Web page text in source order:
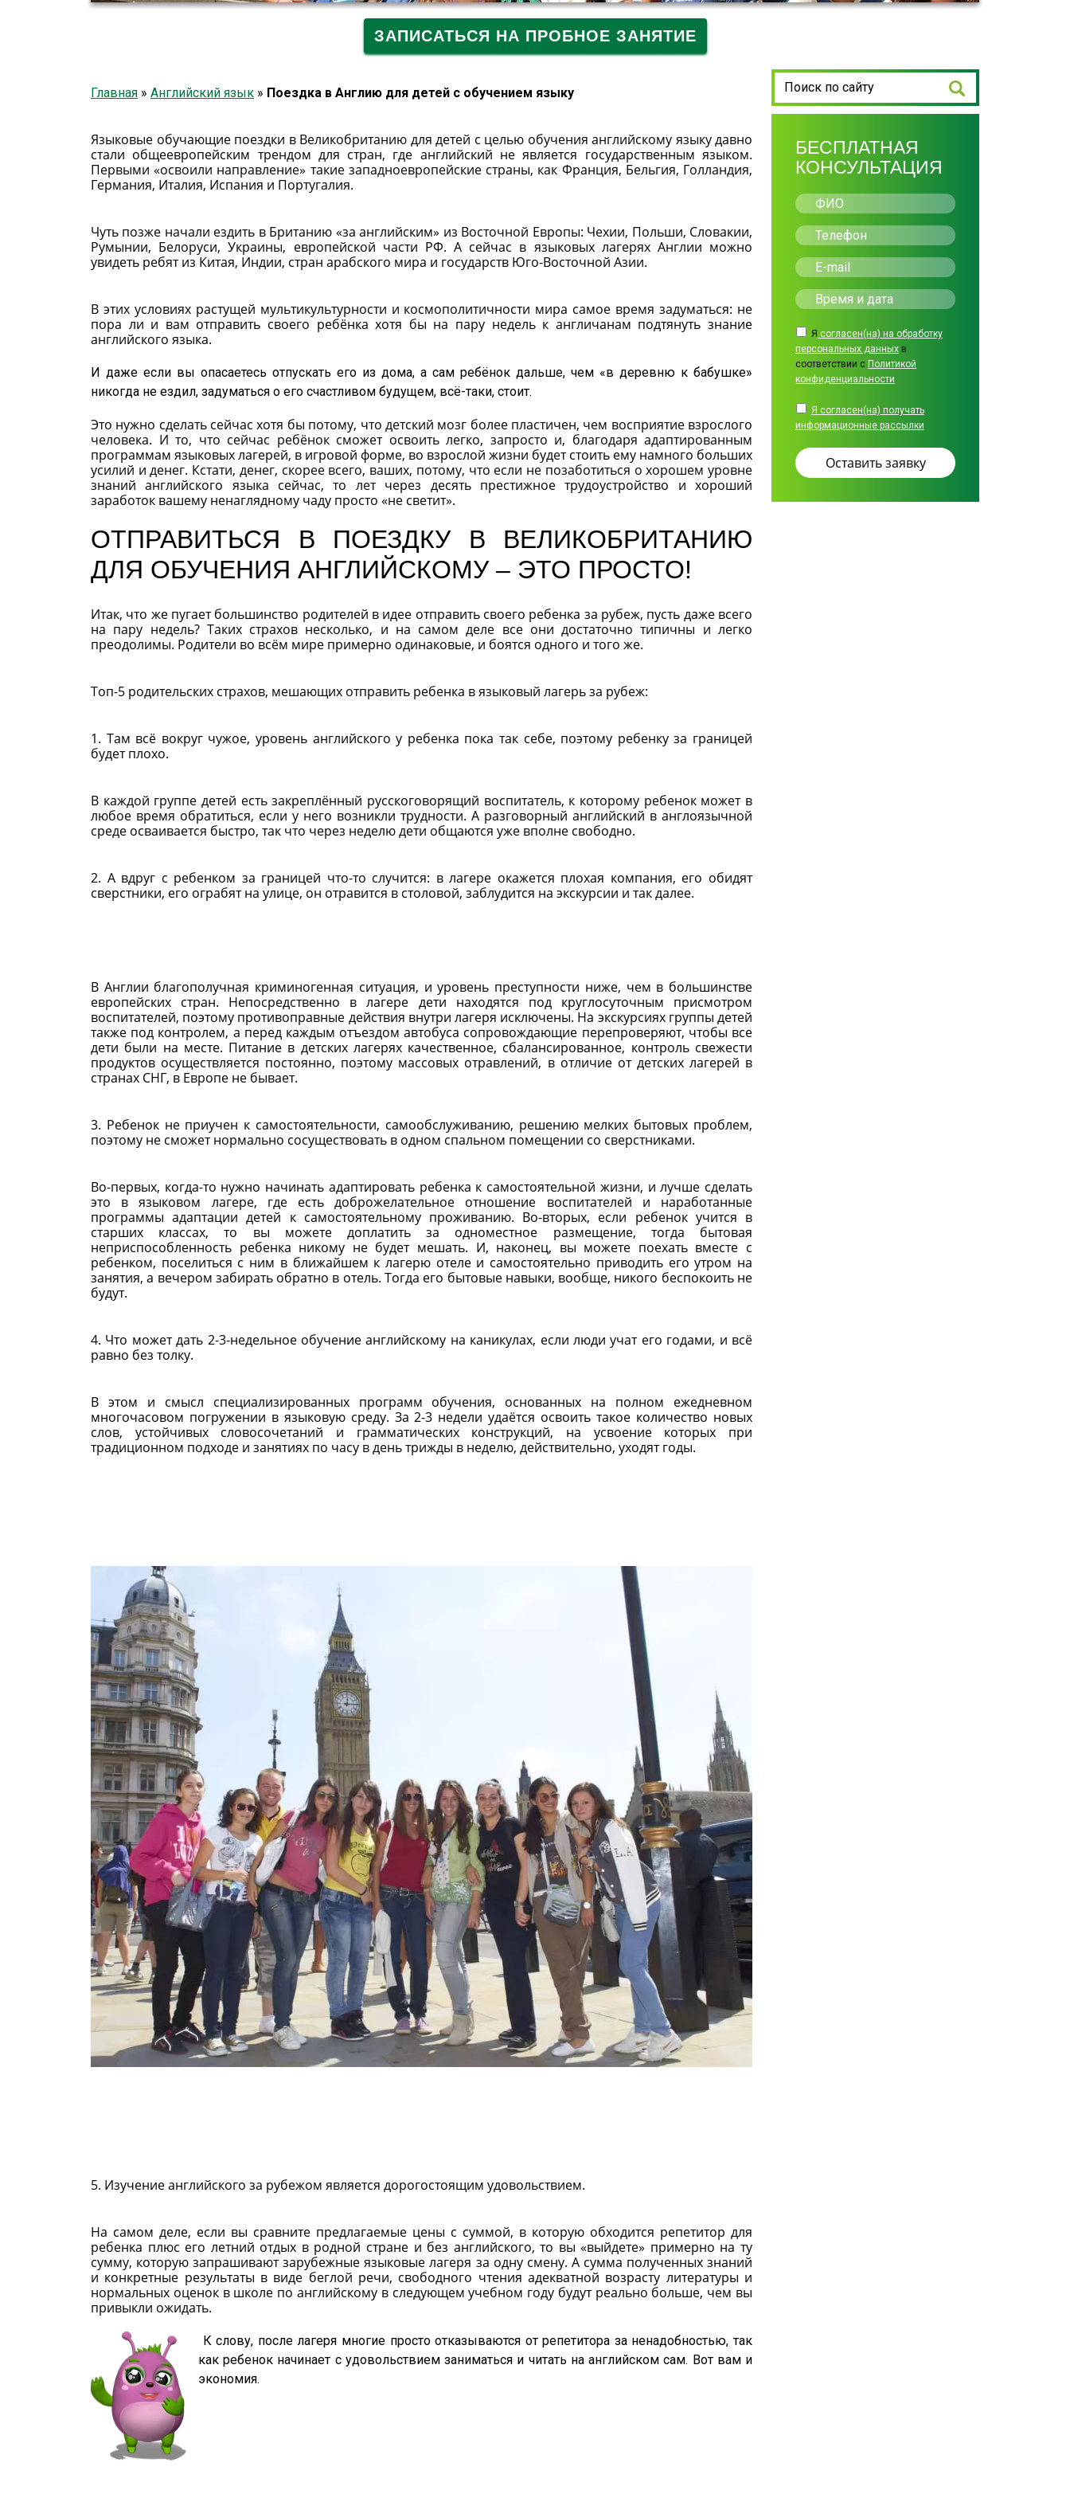
ЗАПИСАТЬСЯ НА ПРОБНОЕ ЗАНЯТИЕ
Главная » Английский язык » Поездка в Англию для детей с обучением языку
Языковые обучающие поездки в Великобританию для детей с целью обучения английскому языку давно
стали общеевропейским трендом для стран, где английский не является государственным языком.
Первыми «освоили направление» такие западноевропейские страны, как Франция, Бельгия, Голландия,
Германия, Италия, Испания и Португалия.
Чуть позже начали ездить в Британию «за английским» из Восточной Европы: Чехии, Польши, Словакии,
Румынии, Белоруси, Украины, европейской части РФ. А сейчас в языковых лагерях Англии можно
увидеть ребят из Китая, Индии, стран арабского мира и государств Юго-Восточной Азии.
В этих условиях растущей мультикультурности и космополитичности мира самое время задуматься: не
пора ли и вам отправить своего ребёнка хотя бы на пару недель к англичанам подтянуть знание
английского языка.
И даже если вы опасаетесь отпускать его из дома, а сам ребёнок дальше, чем «в деревню к бабушке»
никогда не ездил, задуматься о его счастливом будущем, всё-таки, стоит.
Это нужно сделать сейчас хотя бы потому, что детский мозг более пластичен, чем восприятие взрослого
человека. И то, что сейчас ребёнок сможет освоить легко, запросто и, благодаря адаптированным
программам языковых лагерей, в игровой форме, во взрослой жизни будет стоить ему намного больших
усилий и денег. Кстати, денег, скорее всего, ваших, потому, что если не позаботиться о хорошем уровне
знаний английского языка сейчас, то лет через десять престижное трудоустройство и хороший
заработок вашему ненаглядному чаду просто «не светит».
ОТПРАВИТЬСЯ В ПОЕЗДКУ В ВЕЛИКОБРИТАНИЮ
ДЛЯ ОБУЧЕНИЯ АНГЛИЙСКОМУ – ЭТО ПРОСТО!
Итак, что же пугает большинство родителей в идее отправить своего ребенка за рубеж, пусть даже всего
на пару недель? Таких страхов несколько, и на самом деле все они достаточно типичны и легко
преодолимы. Родители во всём мире примерно одинаковые, и боятся одного и того же.
Топ-5 родительских страхов, мешающих отправить ребенка в языковый лагерь за рубеж:
1. Там всё вокруг чужое, уровень английского у ребенка пока так себе, поэтому ребенку за границей
будет плохо.
В каждой группе детей есть закреплённый русскоговорящий воспитатель, к которому ребенок может в
любое время обратиться, если у него возникли трудности. А разговорный английский в англоязычной
среде осваивается быстро, так что через неделю дети общаются уже вполне свободно.
2. А вдруг с ребенком за границей что-то случится: в лагере окажется плохая компания, его обидят
сверстники, его ограбят на улице, он отравится в столовой, заблудится на экскурсии и так далее.
В Англии благополучная криминогенная ситуация, и уровень преступности ниже, чем в большинстве
европейских стран. Непосредственно в лагере дети находятся под круглосуточным присмотром
воспитателей, поэтому противоправные действия внутри лагеря исключены. На экскурсиях группы детей
также под контролем, а перед каждым отъездом автобуса сопровождающие перепроверяют, чтобы все
дети были на месте. Питание в детских лагерях качественное, сбалансированное, контроль свежести
продуктов осуществляется постоянно, поэтому массовых отравлений, в отличие от детских лагерей в
странах СНГ, в Европе не бывает.
3. Ребенок не приучен к самостоятельности, самообслуживанию, решению мелких бытовых проблем,
поэтому не сможет нормально сосуществовать в одном спальном помещении со сверстниками.
Во-первых, когда-то нужно начинать адаптировать ребенка к самостоятельной жизни, и лучше сделать
это в языковом лагере, где есть доброжелательное отношение воспитателей и наработанные
программы адаптации детей к самостоятельному проживанию. Во-вторых, если ребенок учится в
старших классах, то вы можете доплатить за одноместное размещение, тогда бытовая
неприспособленность ребенка никому не будет мешать. И, наконец, вы можете поехать вместе с
ребенком, поселиться с ним в ближайшем к лагерю отеле и самостоятельно приводить его утром на
занятия, а вечером забирать обратно в отель. Тогда его бытовые навыки, вообще, никого беспокоить не
будут.
4. Что может дать 2-3-недельное обучение английскому на каникулах, если люди учат его годами, и всё
равно без толку.
В этом и смысл специализированных программ обучения, основанных на полном ежедневном
многочасовом погружении в языковую среду. За 2-3 недели удаётся освоить такое количество новых
слов, устойчивых словосочетаний и грамматических конструкций, на усвоение которых при
традиционном подходе и занятиях по часу в день трижды в неделю, действительно, уходят годы.
5. Изучение английского за рубежом является дорогостоящим удовольствием.
На самом деле, если вы сравните предлагаемые цены с суммой, в которую обходится репетитор для
ребенка плюс его летний отдых в родной стране и без английского, то вы «выйдете» примерно на ту
сумму, которую запрашивают зарубежные языковые лагеря за одну смену. А сумма полученных знаний
и конкретные результаты в виде беглой речи, свободного чтения адекватной возрасту литературы и
нормальных оценок в школе по английскому в следующем учебном году будут реально больше, чем вы
привыкли ожидать.
К слову, после лагеря многие просто отказываются от репетитора за ненадобностью, так
как ребенок начинает с удовольствием заниматься и читать на английском сам. Вот вам и
экономия.
БЕСПЛАТНАЯ
КОНСУЛЬТАЦИЯ
Я согласен(на) на обработку
персональных данных в
соответствии с Политикой
конфиденциальности
Я согласен(на) получать
информационные рассылки